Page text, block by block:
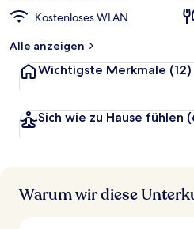
e
Kostenloses WLAN
Alle anzeigen
Wichtigste Merkmale (12)
Sich wie zu Hause fühlen
Warum wir diese